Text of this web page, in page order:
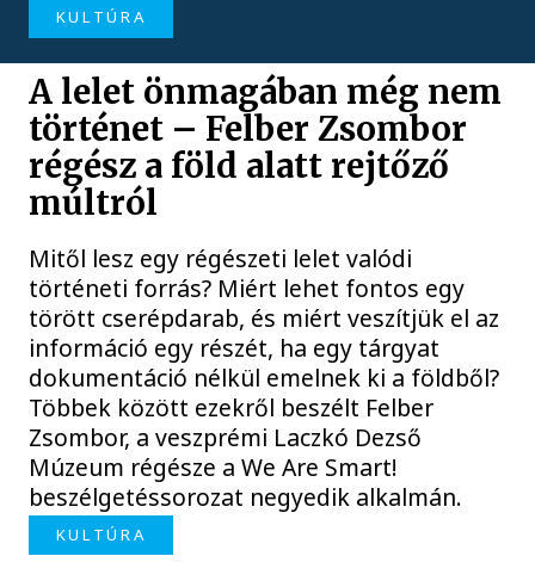
KULTÚRA
A lelet önmagában még nem
történet – Felber Zsombor
régész a föld alatt rejtőző
múltról
Mitől lesz egy régészeti lelet valódi
történeti forrás? Miért lehet fontos egy
törött cserépdarab, és miért veszítjük el az
információ egy részét, ha egy tárgyat
dokumentáció nélkül emelnek ki a földből?
Többek között ezekről beszélt Felber
Zsombor, a veszprémi Laczkó Dezső
Múzeum régésze a We Are Smart!
beszélgetéssorozat negyedik alkalmán.
KULTÚRA